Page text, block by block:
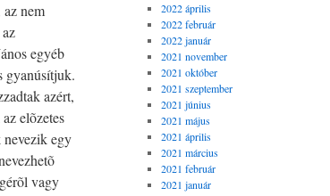
nem
egyéb
gyanúsítjuk.
azért,
elõzetes
nevezik egy
vagy
2022 április
2022 február
2022 január
2021 november
2021 október
2021 szeptember
2021 június
2021 május
2021 április
2021 március
2021 február
2021 január